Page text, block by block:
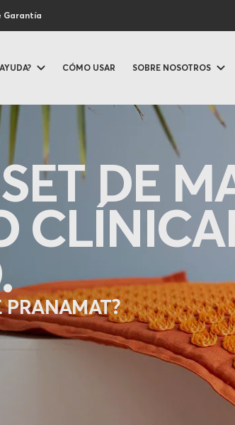
Garantía
CÓMO USAR SOBRE NOSOTROS
DE
PRANAMAT?